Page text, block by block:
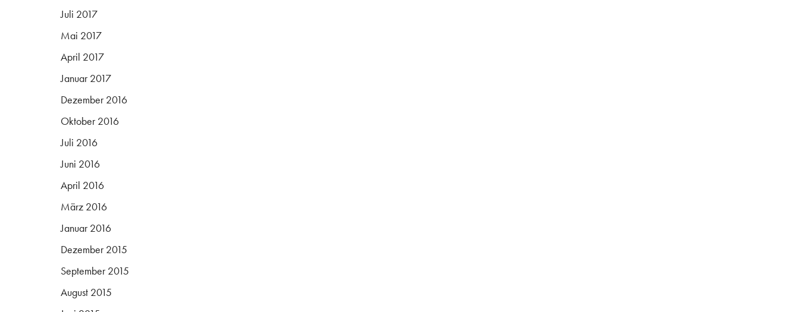
Juli 2017
Mai 2017
April 2017
Januar 2017
Dezember 2016
Oktober 2016
Juli 2016
Juni 2016
April 2016
März 2016
Januar 2016
Dezember 2015
September 2015
August 2015